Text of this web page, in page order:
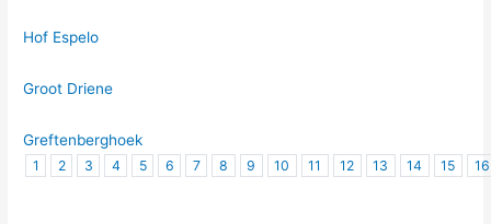
Hof Espelo
Groot Driene
Greftenberghoek
1 2 3 4 5 6 7 8 9 10 11 12 13 14 15 16